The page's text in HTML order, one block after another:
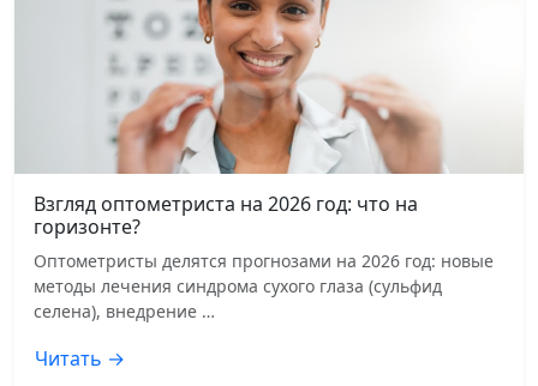
Взгляд оптометриста на 2026 год: что на
горизонте?
Оптометристы делятся прогнозами на 2026 год: новые
методы лечения синдрома сухого глаза (сульфид
селена), внедрение …
Читать →